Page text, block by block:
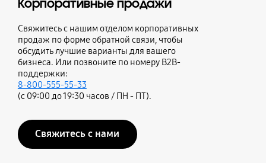
Корпоративные продажи
Свяжитесь с нашим отделом корпоративных
продаж по форме обратной связи, чтобы
обсудить лучшие варианты для вашего
бизнеса. Или позвоните по номеру B2B-
поддержки:
8-800-555-55-33
(с 09:00 до 19:30 часов / ПН - ПТ).
Свяжитесь с нами